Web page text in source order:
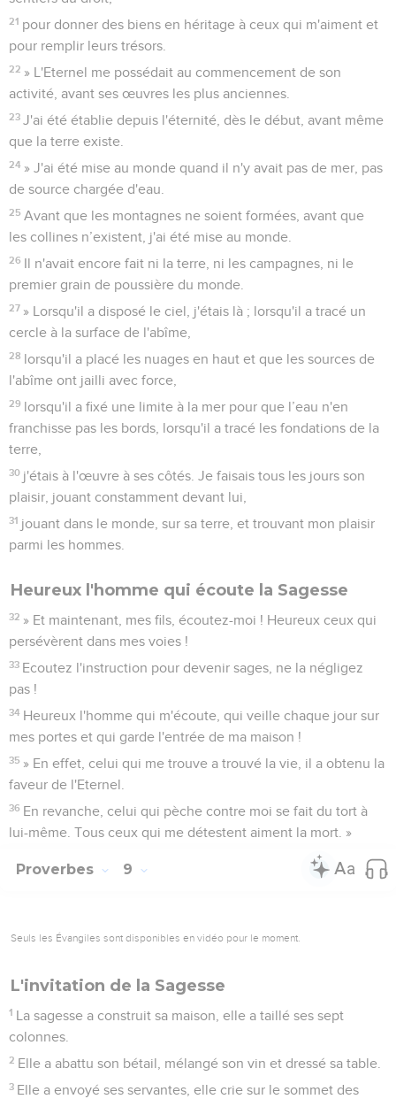
21 pour donner des biens en héritage à ceux qui m'aiment et
pour remplir leurs trésors.
22 » L'Eternel me possédait au commencement de son
activité, avant ses œuvres les plus anciennes.
23 J'ai été établie depuis l'éternité, dès le début, avant même
que la terre existe.
24 » J'ai été mise au monde quand il n'y avait pas de mer, pas
de source chargée d'eau.
25 Avant que les montagnes ne soient formées, avant que
les collines n’existent, j'ai été mise au monde.
26 Il n'avait encore fait ni la terre, ni les campagnes, ni le
premier grain de poussière du monde.
27 » Lorsqu'il a disposé le ciel, j'étais là ; lorsqu'il a tracé un
cercle à la surface de l'abîme,
28 lorsqu'il a placé les nuages en haut et que les sources de
l'abîme ont jailli avec force,
29 lorsqu'il a fixé une limite à la mer pour que l’eau n'en
franchisse pas les bords, lorsqu'il a tracé les fondations de la
terre,
30 j'étais à l'œuvre à ses côtés. Je faisais tous les jours son
plaisir, jouant constamment devant lui,
31 jouant dans le monde, sur sa terre, et trouvant mon plaisir
parmi les hommes.
Heureux l'homme qui écoute la Sagesse
32 » Et maintenant, mes fils, écoutez-moi ! Heureux ceux qui
persévèrent dans mes voies !
33 Ecoutez l'instruction pour devenir sages, ne la négligez
pas !
34 Heureux l'homme qui m'écoute, qui veille chaque jour sur
mes portes et qui garde l'entrée de ma maison !
35 » En effet, celui qui me trouve a trouvé la vie, il a obtenu la
faveur de l'Eternel.
36 En revanche, celui qui pèche contre moi se fait du tort à
lui-même. Tous ceux qui me détestent aiment la mort. »
Proverbes 9
Seuls les Évangiles sont disponibles en vidéo pour le moment.
L'invitation de la Sagesse
1 La sagesse a construit sa maison, elle a taillé ses sept
colonnes.
2 Elle a abattu son bétail, mélangé son vin et dressé sa table.
3 Elle a envoyé ses servantes, elle crie sur le sommet des